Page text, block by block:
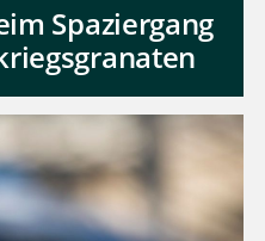
Spaziergang